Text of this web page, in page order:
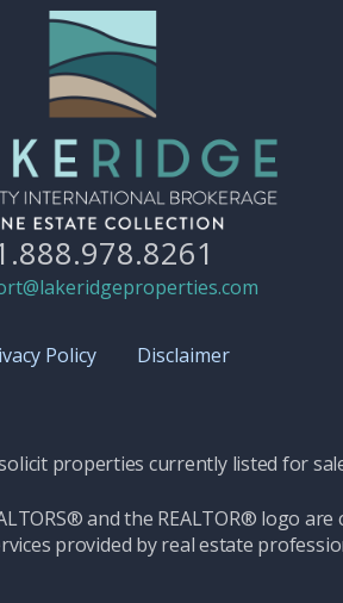
Policy Disclaimer
properties currently listed for
and the REALTOR® logo
provided by real estate